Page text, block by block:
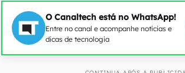
O Canaltech está no WhatsApp!
Entre no canal e acompanhe notícias e
dicas de tecnologia